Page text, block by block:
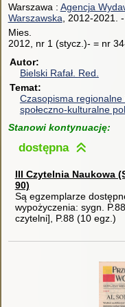
Warszawa : Agencja
Warszawska, 2012-2021. -
Mies.
2012, nr 1 (stycz.)- = nr
Autor
Bielski Rafał. Red.
Temat
Czasopisma
społeczno-kulturalne
Stanowi kontynuację:
dostępna
III Czytelnia Naukowa
90)
Są egzemplarze
wypożyczenia: sygn.
czytelni], P.88 (10 egz.)